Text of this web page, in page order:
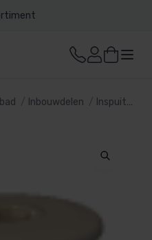
Inbouwdelen Inspuiters